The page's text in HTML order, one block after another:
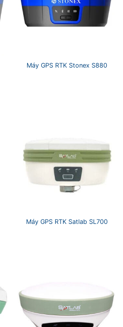
Máy GPS RTK Stonex S880
Máy GPS RTK Satlab SL700